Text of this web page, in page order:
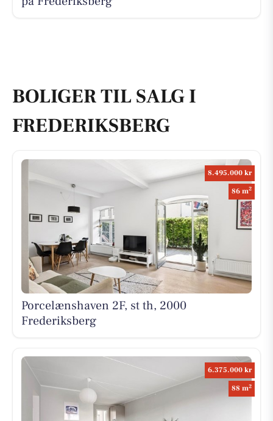
BOLIGER TIL SALG I
FREDERIKSBERG
8.495.000 kr
86 m2
Porcelænshaven 2F, st th, 2000
Frederiksberg
6.375.000 kr
88 m2